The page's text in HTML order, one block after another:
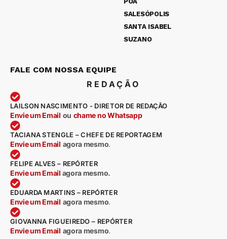
SALESÓPOLIS
SANTA ISABEL
SUZANO
FALE COM NOSSA EQUIPE
REDAÇÃO
LAILSON NASCIMENTO - DIRETOR DE REDAÇÃO
Envie um Email ou chame no Whatsapp
TACIANA STENGLE – CHEFE DE REPORTAGEM
Envie um Email agora mesmo.
FELIPE ALVES – REPÓRTER
Envie um Email agora mesmo.
EDUARDA MARTINS – REPÓRTER
Envie um Email agora mesmo.
GIOVANNA FIGUEIREDO – REPÓRTER
Envie um Email agora mesmo.